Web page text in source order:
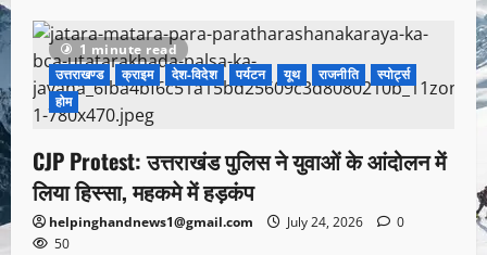
1 minute read
उत्तराखण्ड
क्राइम देश-विदेश पर्यटन यूथ राजनीति
स्पोर्ट्स
होम
CJP Protest: उत्तराखंड पुलिस ने युवाओं के आंदोलन में
लिया हिस्सा, महकमे में हड़कंप
helpinghandnews1@gmail.com July 24, 2026
0
50